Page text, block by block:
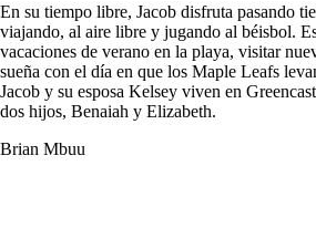
En su tiempo libre, Jacob disfruta pasando
viajando, al aire libre y jugando al béisbol.
vacaciones de verano en la playa, visitar
sueña con el día en que los Maple Leafs
Jacob y su esposa Kelsey viven en
dos hijos, Benaiah y Elizabeth.
Brian Mbuu